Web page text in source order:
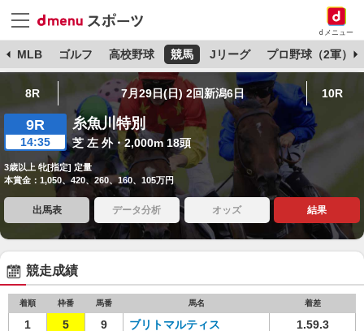
dメニュー
MLB ゴルフ 高校野球 競馬 Jリーグ プロ野球（2軍）
8R 7月29日(日) 2回新潟6日 10R
9R
14:35
糸魚川特別
芝 左 外・2,000m 18頭
3歳以上 牝[指定] 定量
本賞金：1,050、420、260、160、105万円
出馬表 データ分析 オッズ 結果
競走成績
着順 枠番 馬番 馬名 着差
1 5 9 ブリトマルティス
1.59.3